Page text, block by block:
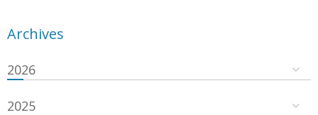
Archives
2026
2025